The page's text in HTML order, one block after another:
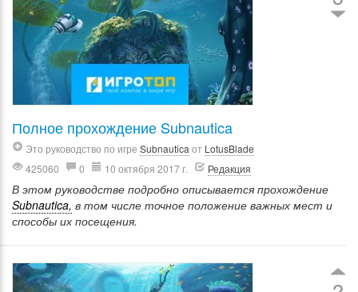
Полное прохождение Subnautica
Это руководство по игре Subnautica от LotusBlade
425060
0 10 октября 2017 г. Редакция
В этом руководстве подробно описывается прохождение
Subnautica, в том числе точное положение важных мест и
способы их посещения.